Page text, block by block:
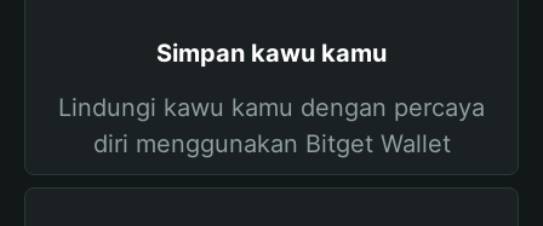
Simpan kawu kamu
Lindungi kawu kamu dengan percaya
diri menggunakan Bitget Wallet